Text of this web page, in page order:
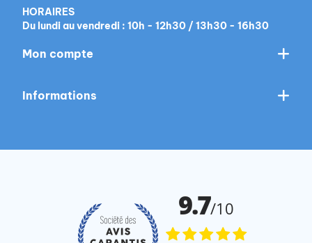
HORAIRES
Du lundi au vendredi : 10h - 12h30 / 13h30 - 16h30
Mon compte
Informations